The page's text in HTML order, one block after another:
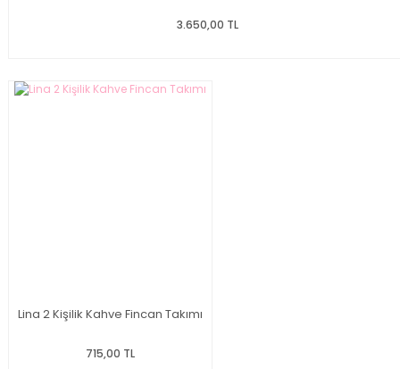
3.650,00 TL
Lina 2 Kişilik Kahve Fincan Takımı
715,00 TL